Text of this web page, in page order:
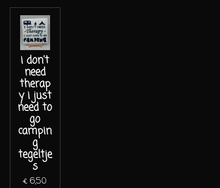
i don't
need
therap
y i just
need to
go
campin
g
tegeltje
s
€ 6,50